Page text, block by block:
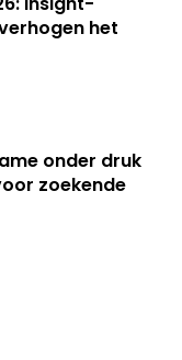
het
onder druk
zoekende